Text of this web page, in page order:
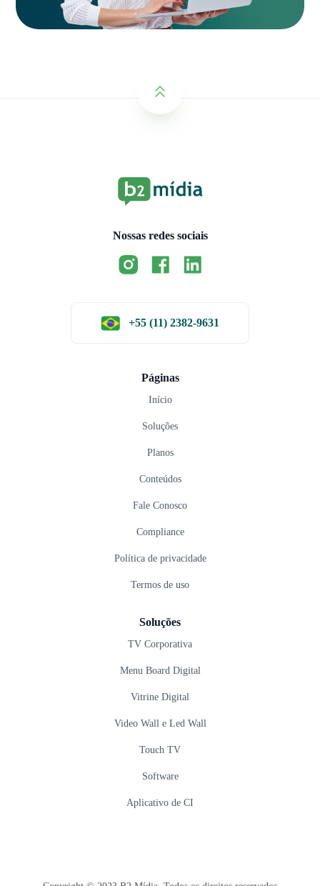
Nossas redes sociais
Páginas
Início
Soluções
Planos
Conteúdos
Fale Conosco
Compliance
Política de privacidade
Termos de uso
Soluções
TV Corporativa
Menu Board Digital
Vitrine Digital
Video Wall e Led Wall
Touch TV
Software
Aplicativo de CI
+55 (11) 2382-9631